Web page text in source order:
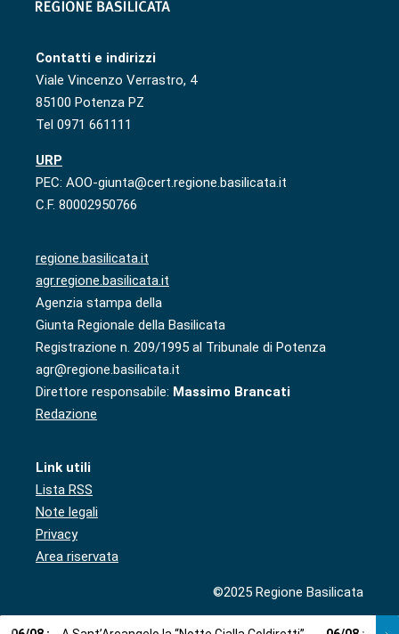
Contatti e indirizzi
Viale Vincenzo Verrastro, 4
85100 Potenza PZ
Tel 0971 661111
URP
PEC: AOO-giunta@cert.regione.basilicata.it
C.F. 80002950766
regione.basilicata.it
agr.regione.basilicata.it
Agenzia stampa della
Giunta Regionale della Basilicata
Registrazione n. 209/1995 al Tribunale di Potenza
agr@regione.basilicata.it
Direttore responsabile: Massimo Brancati
Redazione
Link utili
Lista RSS
Note legali
Privacy
Area riservata
©2025 Regione Basilicata